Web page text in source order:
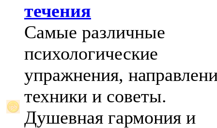
течения
Самые различные
психологические
упражнения,
техники и советы.
Душевная гармония и